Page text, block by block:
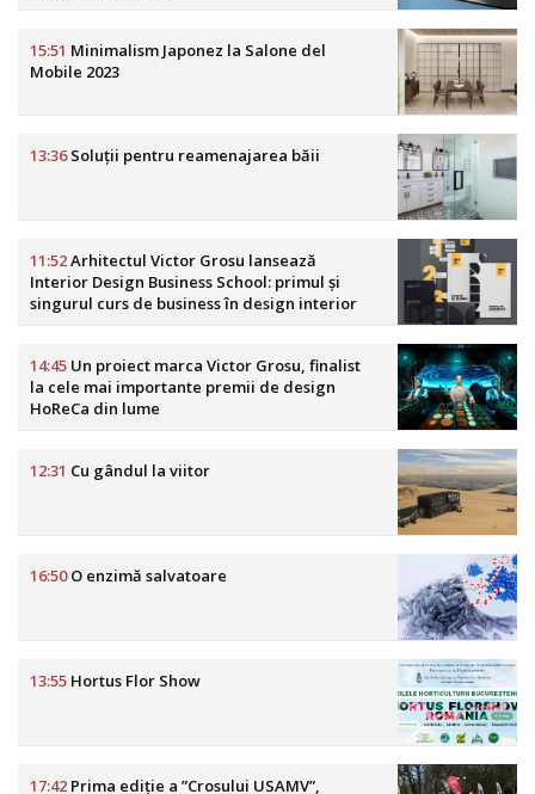
15:51 Minimalism Japonez la Salone del
Mobile 2023
13:36Soluții pentru reamenajarea băii
11:52Arhitectul Victor Grosu lansează
Interior Design Business School: primul și
singurul curs de business în design interior
din România
14:45 Un proiect marca Victor Grosu, finalist
la cele mai importante premii de design
HoReCa din lume
12:31 Cu gândul la viitor
16:50O enzimă salvatoare
13:55 Hortus Flor Show
17:42 Prima ediție a ”Crosului USAMV”,